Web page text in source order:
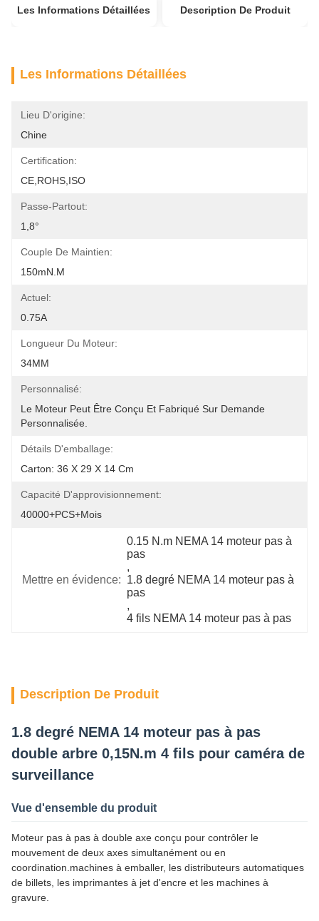
Les Informations Détaillées Description De Produit
Les Informations Détaillées
Lieu D'origine:
Chine
Certification:
CE,ROHS,ISO
Passe-Partout:
1,8°
Couple De Maintien:
150mN.m
Actuel:
0.75A
Longueur Du Moteur:
34MM
Personnalisé:
Le Moteur Peut Être Conçu Et Fabriqué Sur Demande
Personnalisée.
Détails D'emballage:
Carton: 36 X 29 X 14 Cm
Capacité D'approvisionnement:
40000+PCS+mois
Mettre en évidence:
0.15 N.m NEMA 14 moteur pas à
pas
,
1.8 degré NEMA 14 moteur pas à
pas
,
4 fils NEMA 14 moteur pas à pas
Description De Produit
1.8 degré NEMA 14 moteur pas à pas
double arbre 0,15N.m 4 fils pour caméra de
surveillance
Vue d'ensemble du produit
Moteur pas à pas à double axe conçu pour contrôler le
mouvement de deux axes simultanément ou en
coordination.machines à emballer, les distributeurs automatiques
de billets, les imprimantes à jet d'encre et les machines à
gravure.